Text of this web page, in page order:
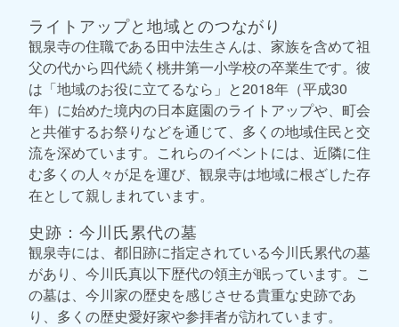
ライトアップと地域とのつながり
観泉寺の住職である田中法生さんは、家族を含めて祖
父の代から四代続く桃井第一小学校の卒業生です。彼
は「地域のお役に立てるなら」と2018年（平成30
年）に始めた境内の日本庭園のライトアップや、町会
と共催するお祭りなどを通じて、多くの地域住民と交
流を深めています。これらのイベントには、近隣に住
む多くの人々が足を運び、観泉寺は地域に根ざした存
在として親しまれています。
史跡：今川氏累代の墓
観泉寺には、都旧跡に指定されている今川氏累代の墓
があり、今川氏真以下歴代の領主が眠っています。こ
の墓は、今川家の歴史を感じさせる貴重な史跡であ
り、多くの歴史愛好家や参拝者が訪れています。